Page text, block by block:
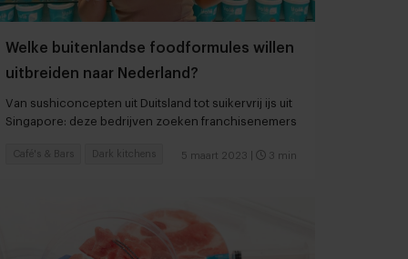
Welke buitenlandse foodformules willen
uitbreiden naar Nederland?
Van sushiconcepten uit Duitsland tot suikervrij ijs uit
Singapore: deze bedrijven zoeken franchisenemers
5 maart 2023 3 min
Café's & Bars Dark kitchens